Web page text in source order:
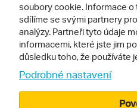
Zájazdy.sk
Sledujte nás